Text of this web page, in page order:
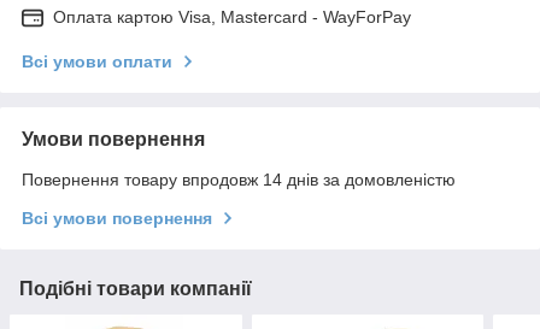
Оплата картою Visa, Mastercard - WayForPay
Всі умови оплати
Умови повернення
Повернення товару впродовж 14 днів за домовленістю
Всі умови повернення
Подібні товари компанії